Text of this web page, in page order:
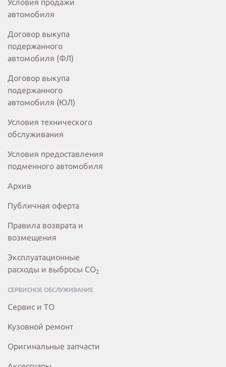
Условия продажи
автомобиля
Договор выкупа
подержанного
автомобиля (ФЛ)
Договор выкупа
подержанного
автомобиля (ЮЛ)
Условия технического
обслуживания
Условия предоставления
подменного автомобиля
Архив
Публичная оферта
Правила возврата и
возмещения
Эксплуатационные
расходы и выбросы СО2
СЕРВИСНОЕ ОБСЛУЖИВАНИЕ
Сервис и ТО
Кузовной ремонт
Оригинальные запчасти